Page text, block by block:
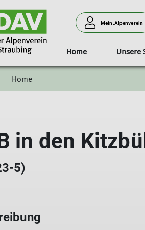
Mein.Alpenverein
Home Unsere
Sektionsführung und
Kurse
Kurse
Haus Zugangswege
Klimaschutz
Tourentipps
Home
in den
5)